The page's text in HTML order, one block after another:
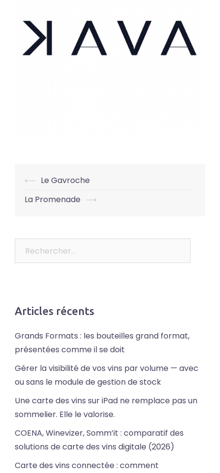
Post
navigation
⟵ Le Gavroche
La Promenade ⟶
Articles récents
Grands Formats : les bouteilles grand format,
présentées comme il se doit
Gérer la visibilité de vos vins par volume — avec
ou sans le module de gestion de stock
Une carte des vins sur iPad ne remplace pas un
sommelier. Elle le valorise.
COENA, Winevizer, Somm’it : comparatif des
solutions de carte des vins digitale (2026)
Carte des vins connectée : comment